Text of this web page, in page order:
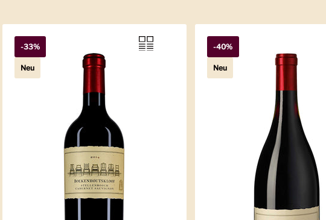
-33%
Neu
-40%
Neu